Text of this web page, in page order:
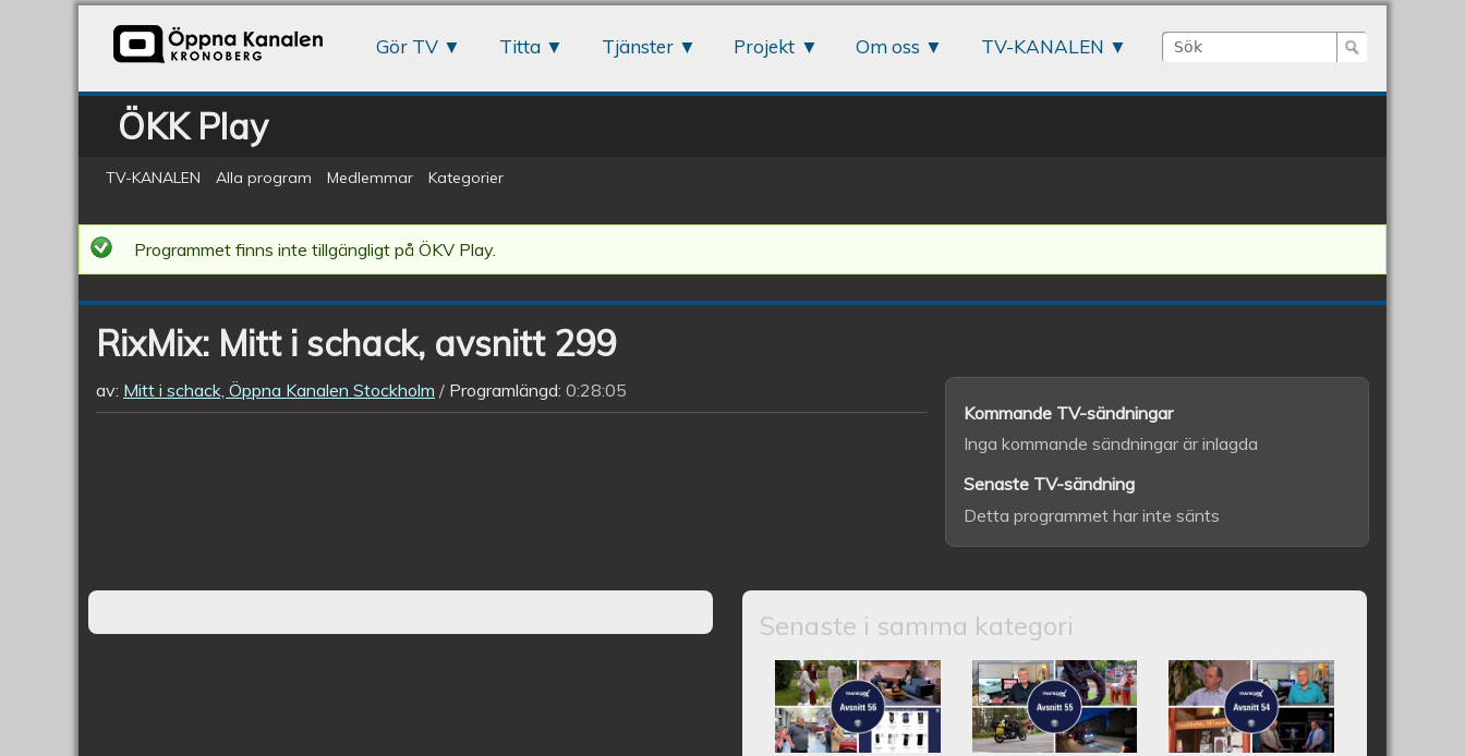
Sökformulär
Sök
Gör TV Titta Tjänster Projekt Om oss TV-KANALEN
ÖKK Play
TV-KANALEN Alla program Medlemmar Kategorier
RixMix:
Mitt
i
schack,
avsnitt
Programmet finns inte tillgängligt på ÖKV Play.
RixMix: Mitt i schack, avsnitt 299
av: Mitt i schack, Öppna Kanalen Stockholm Programlängd: 0:28:05
Kommande TV-sändningar
Inga kommande sändningar är inlagda
Senaste TV-sändning
Detta programmet har inte sänts
Senaste i samma kategori
Trafikdax - Avsnitt 56Trafikdax - Avsnitt 55Trafikdax avsnitt
54